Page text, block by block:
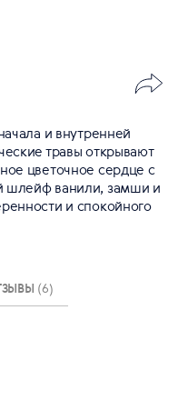
и внутренней
травы открывают
цветочное сердце с
шлейф ванили, замши и
и спокойного
(6)